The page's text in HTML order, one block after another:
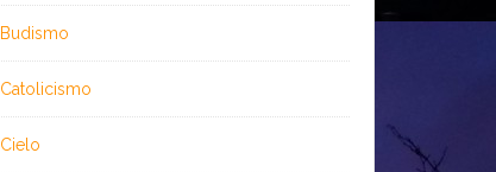
Budismo
Catolicismo
Cielo